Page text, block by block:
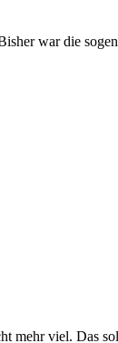
war die
mehr viel. Das